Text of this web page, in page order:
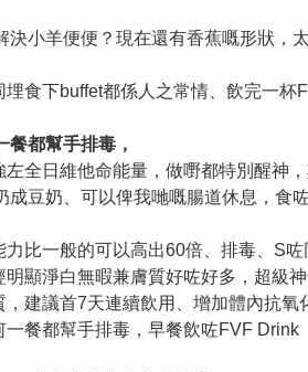
小羊便便？現在還有香蕉嘅形狀，太
食下buffet都係人之常情、飲完一
餐都幫手排毒，
全日維他命能量，做嘢都特別醒神
成豆奶、可以俾我哋嘅腸道休息，食
力比一般的可以高出60倍、排毒、S
顯淨白無暇兼膚質好咗好多，超級
建議首7天連續飲用、增加體內抗氧
一餐都幫手排毒，早餐飲咗FVF